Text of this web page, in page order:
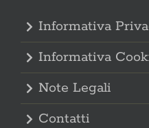
Informativa
Informativa
Note Legali
Contatti